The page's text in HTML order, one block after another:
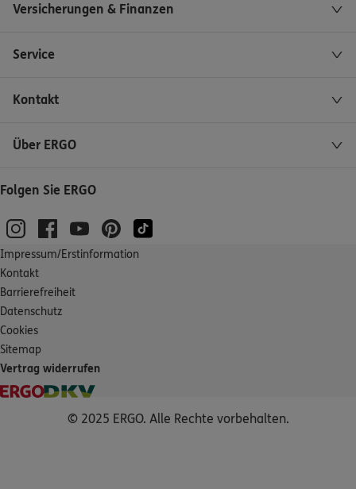
Versicherungen & Finanzen
Service
Kontakt
Über ERGO
Folgen Sie ERGO
Impressum/Erstinformation
Kontakt
Barrierefreiheit
Datenschutz
Cookies
Sitemap
Vertrag widerrufen
© 2025 ERGO. Alle Rechte vorbehalten.